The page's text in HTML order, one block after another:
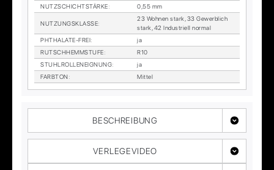
NUTZ­SCHICHT­STÄR­KE: 0,55 mm
NUT­ZUNGS­KLAS­SE:
23 Woh­nen stark, 33 Ge­werb­lich
stark, 42 In­dus­tri­ell nor­mal
PHTHA­LA­TE-FREI:
ja
RUTSCH­HEMM­STU­FE:
R10
STUHL­ROL­LEN­EIG­NUNG:
ja
FARB­TON: Mit­tel
BESCHREIBUNG
VERLEGEVIDEO